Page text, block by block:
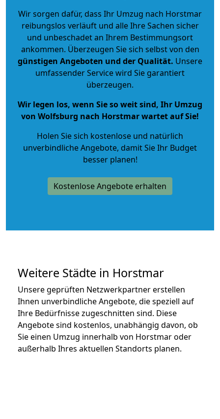
Wir sorgen dafür, dass Ihr Umzug nach Horstmar
reibungslos verläuft und alle Ihre Sachen sicher
und unbeschadet an Ihrem Bestimmungsort
ankommen. Überzeugen Sie sich selbst von den
günstigen Angeboten und der Qualität. Unsere
umfassender Service wird Sie garantiert
überzeugen.
Wir legen los, wenn Sie so weit sind, Ihr Umzug
von Wolfsburg nach Horstmar wartet auf Sie!
Holen Sie sich kostenlose und natürlich
unverbindliche Angebote, damit Sie Ihr Budget
besser planen!
Kostenlose Angebote erhalten
Weitere Städte in Horstmar
Unsere geprüften Netzwerkpartner erstellen
Ihnen unverbindliche Angebote, die speziell auf
Ihre Bedürfnisse zugeschnitten sind. Diese
Angebote sind kostenlos, unabhängig davon, ob
Sie einen Umzug innerhalb von Horstmar oder
außerhalb Ihres aktuellen Standorts planen.